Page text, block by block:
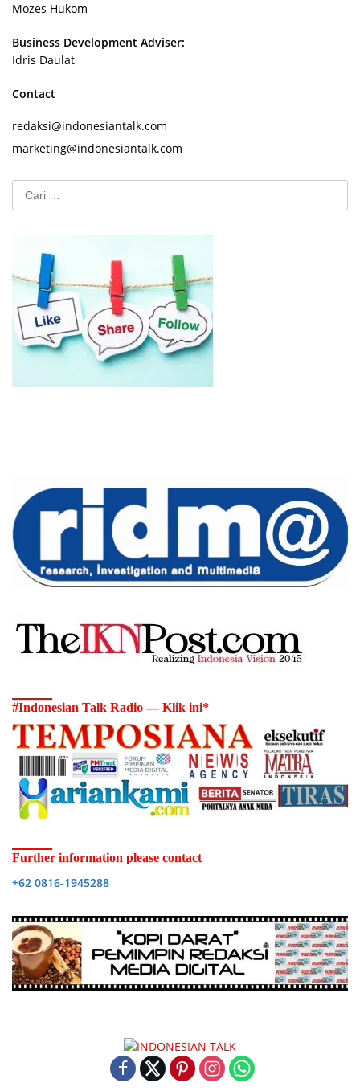
Mozes Hukom
Business Development Adviser:
Idris Daulat
Contact
redaksi@indonesiantalk.com
marketing@indonesiantalk.com
Cari
untuk:
#Indonesian Talk Radio — Klik ini*
Further information please contact
+62 0816-1945288